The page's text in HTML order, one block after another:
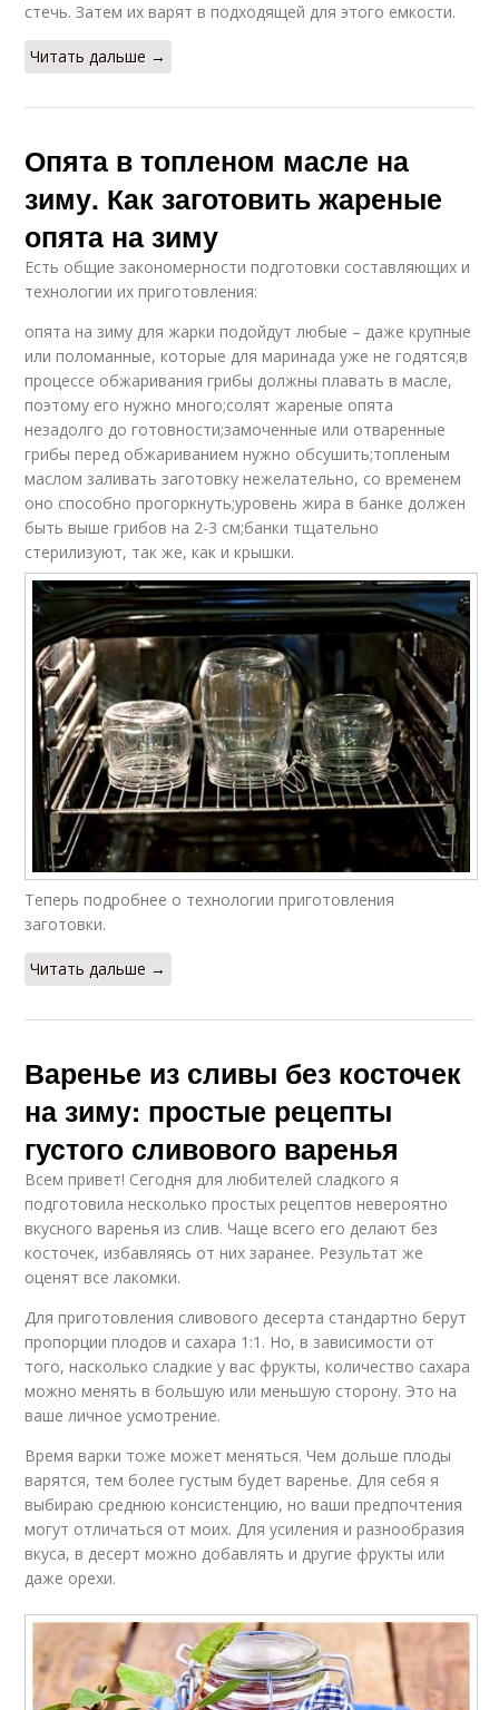
стечь. Затем их варят в подходящей для этого емкости.
Читать дальше →
Опята в топленом масле на
зиму. Как заготовить жареные
опята на зиму
Есть общие закономерности подготовки составляющих и
технологии их приготовления:
опята на зиму для жарки подойдут любые – даже крупные
или поломанные, которые для маринада уже не годятся;в
процессе обжаривания грибы должны плавать в масле,
поэтому его нужно много;солят жареные опята
незадолго до готовности;замоченные или отваренные
грибы перед обжариванием нужно обсушить;топленым
маслом заливать заготовку нежелательно, со временем
оно способно прогоркнуть;уровень жира в банке должен
быть выше грибов на 2-3 см;банки тщательно
стерилизуют, так же, как и крышки.
Теперь подробнее о технологии приготовления
заготовки.
Читать дальше →
Варенье из сливы без косточек
на зиму: простые рецепты
густого сливового варенья
Всем привет! Сегодня для любителей сладкого я
подготовила несколько простых рецептов невероятно
вкусного варенья из слив. Чаще всего его делают без
косточек, избавляясь от них заранее. Результат же
оценят все лакомки.
Для приготовления сливового десерта стандартно берут
пропорции плодов и сахара 1:1. Но, в зависимости от
того, насколько сладкие у вас фрукты, количество сахара
можно менять в большую или меньшую сторону. Это на
ваше личное усмотрение.
Время варки тоже может меняться. Чем дольше плоды
варятся, тем более густым будет варенье. Для себя я
выбираю среднюю консистенцию, но ваши предпочтения
могут отличаться от моих. Для усиления и разнообразия
вкуса, в десерт можно добавлять и другие фрукты или
даже орехи.